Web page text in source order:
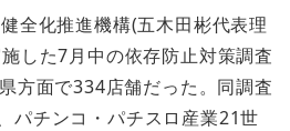
全化推進機構(五木田彬代表理
した7月中の依存防止対策調査
方面で334店舗だった。同調査
パチンコ・パチスロ産業21世